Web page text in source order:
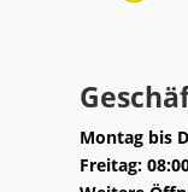
Montag bis
Freitag: